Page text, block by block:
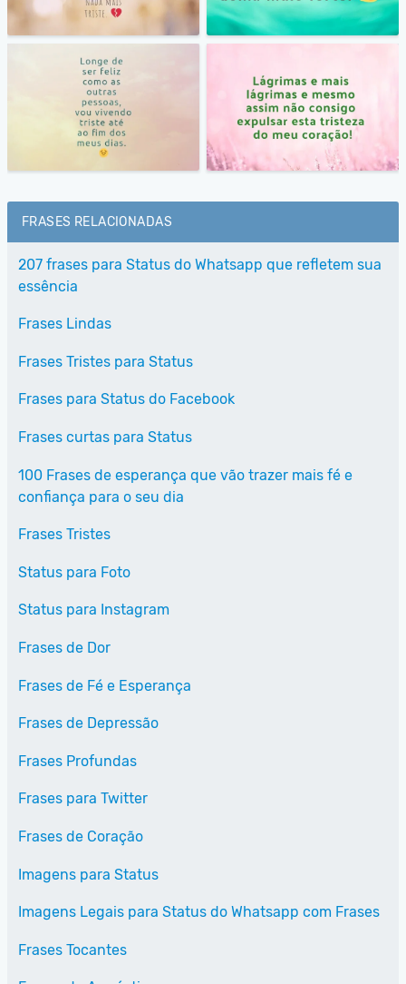
FRASES RELACIONADAS
207 frases para Status do Whatsapp que refletem sua
essência
Frases Lindas
Frases Tristes para Status
Frases para Status do Facebook
Frases curtas para Status
100 Frases de esperança que vão trazer mais fé e
confiança para o seu dia
Frases Tristes
Status para Foto
Status para Instagram
Frases de Dor
Frases de Fé e Esperança
Frases de Depressão
Frases Profundas
Frases para Twitter
Frases de Coração
Imagens para Status
Imagens Legais para Status do Whatsapp com Frases
Frases Tocantes